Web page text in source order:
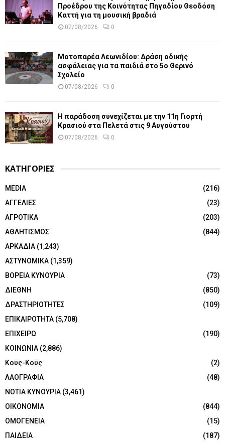
Προέδρου της Κοινότητας Πηγαδίου Θεοδόση
Καττή για τη μουσική βραδιά
07/08/2026 0
Μοτοπαρέα Λεωνιδίου: Δράση οδικής
ασφάλειας για τα παιδιά στο 5ο Θερινό
Σχολείο
07/08/2026 0
Η παράδοση συνεχίζεται με την 11η Γιορτή
Κρασιού στα Πελετά στις 9 Αυγούστου
07/08/2026 0
ΚΑΤΗΓΟΡΙΕΣ
MEDIA
(216)
ΑΓΓΕΛΙΕΣ
(23)
ΑΓΡΟΤΙΚΑ
(203)
ΑΘΛΗΤΙΣΜΟΣ
(844)
ΑΡΚΑΔΙΑ (1,243)
ΑΣΤΥΝΟΜΙΚΑ (1,359)
ΒΟΡΕΙΑ ΚΥΝΟΥΡΙΑ
(73)
ΔΙΕΘΝΗ
(850)
ΔΡΑΣΤΗΡΙΟΤΗΤΕΣ
(109)
ΕΠΙΚΑΙΡΟΤΗΤΑ (5,708)
ΕΠΙΧΕΙΡΩ
(190)
ΚΟΙΝΩΝΙΑ (2,886)
Κους-Κους
(2)
ΛΑΟΓΡΑΦΙΑ
(48)
ΝΟΤΙΑ ΚΥΝΟΥΡΙΑ (3,461)
ΟΙΚΟΝΟΜΙΑ
(844)
ΟΜΟΓΕΝΕΙΑ
(15)
ΠΑΙΔΕΙΑ
(187)